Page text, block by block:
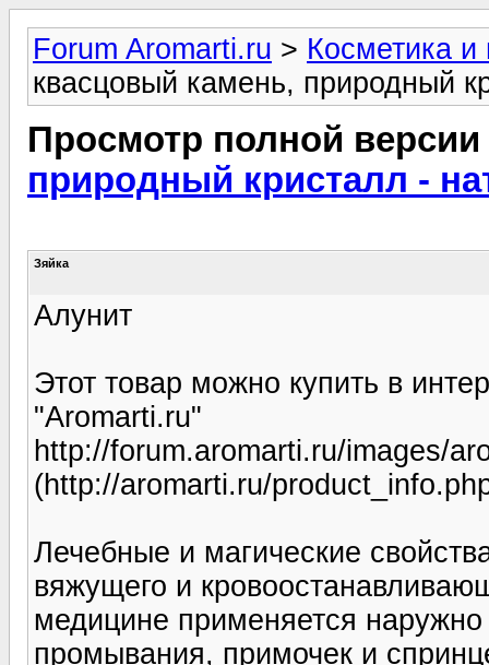
Forum Aromarti.ru > Косметика
квасцовый камень, природный
Просмотр полной
природный кристалл -
Зяйка
Алунит
Этот товар можно купить в
"Aromarti.ru"
http://forum.aromarti.ru/images/
(http://aromarti.ru/
Лечебные и магические
вяжущего и
медицине применяется
промывания, примочек и